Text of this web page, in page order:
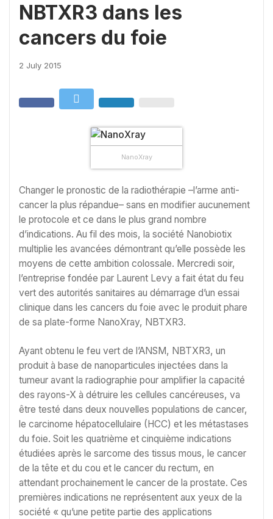
NBTXR3 dans les
cancers du foie
2 July 2015
NanoXray
Changer le pronostic de la radiothérapie –l’arme anti-
cancer la plus répandue– sans en modifier aucunement
le protocole et ce dans le plus grand nombre
d’indications. Au fil des mois, la société Nanobiotix
multiplie les avancées démontrant qu’elle possède les
moyens de cette ambition colossale. Mercredi soir,
l’entreprise fondée par Laurent Levy a fait état du feu
vert des autorités sanitaires au démarrage d’un essai
clinique dans les cancers du foie avec le produit phare
de sa plate-forme NanoXray, NBTXR3.
Ayant obtenu le feu vert de l’ANSM, NBTXR3, un
produit à base de nanoparticules injectées dans la
tumeur avant la radiographie pour amplifier la capacité
des rayons-X à détruire les cellules cancéreuses, va
être testé dans deux nouvelles populations de cancer,
le carcinome hépatocellulaire (HCC) et les métastases
du foie. Soit les quatrième et cinquième indications
étudiées après le sarcome des tissus mous, le cancer
de la tête et du cou et le cancer du rectum, en
attendant prochainement le cancer de la prostate. Ces
premières indications ne représentent aux yeux de la
société « qu’une petite partie des applications